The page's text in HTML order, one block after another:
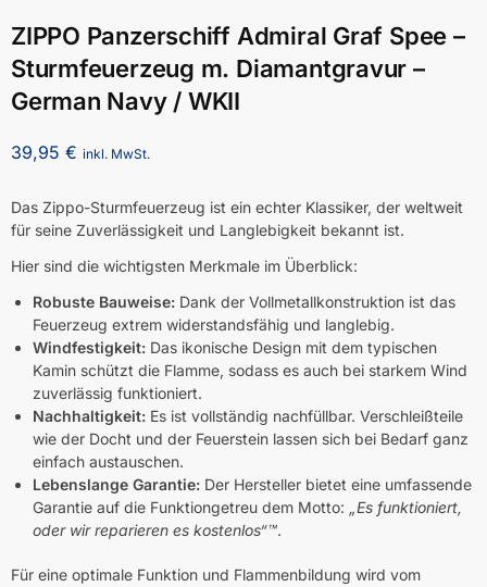
ZIPPO Panzerschiff Admiral Graf Spee –
Sturmfeuerzeug m. Diamantgravur –
German Navy / WKII
39,95 € inkl. MwSt.
Das Zippo-Sturmfeuerzeug ist ein echter Klassiker, der weltweit
für seine Zuverlässigkeit und Langlebigkeit bekannt ist.
Hier sind die wichtigsten Merkmale im Überblick:
Robuste Bauweise: Dank der Vollmetallkonstruktion ist das
Feuerzeug extrem widerstandsfähig und langlebig.
Windfestigkeit: Das ikonische Design mit dem typischen
Kamin schützt die Flamme, sodass es auch bei starkem Wind
zuverlässig funktioniert.
Nachhaltigkeit: Es ist vollständig nachfüllbar. Verschleißteile
wie der Docht und der Feuerstein lassen sich bei Bedarf ganz
einfach austauschen.
Lebenslange Garantie: Der Hersteller bietet eine umfassende
Garantie auf die Funktiongetreu dem Motto: „Es funktioniert,
oder wir reparieren es kostenlos“™.
Für eine optimale Funktion und Flammenbildung wird vom